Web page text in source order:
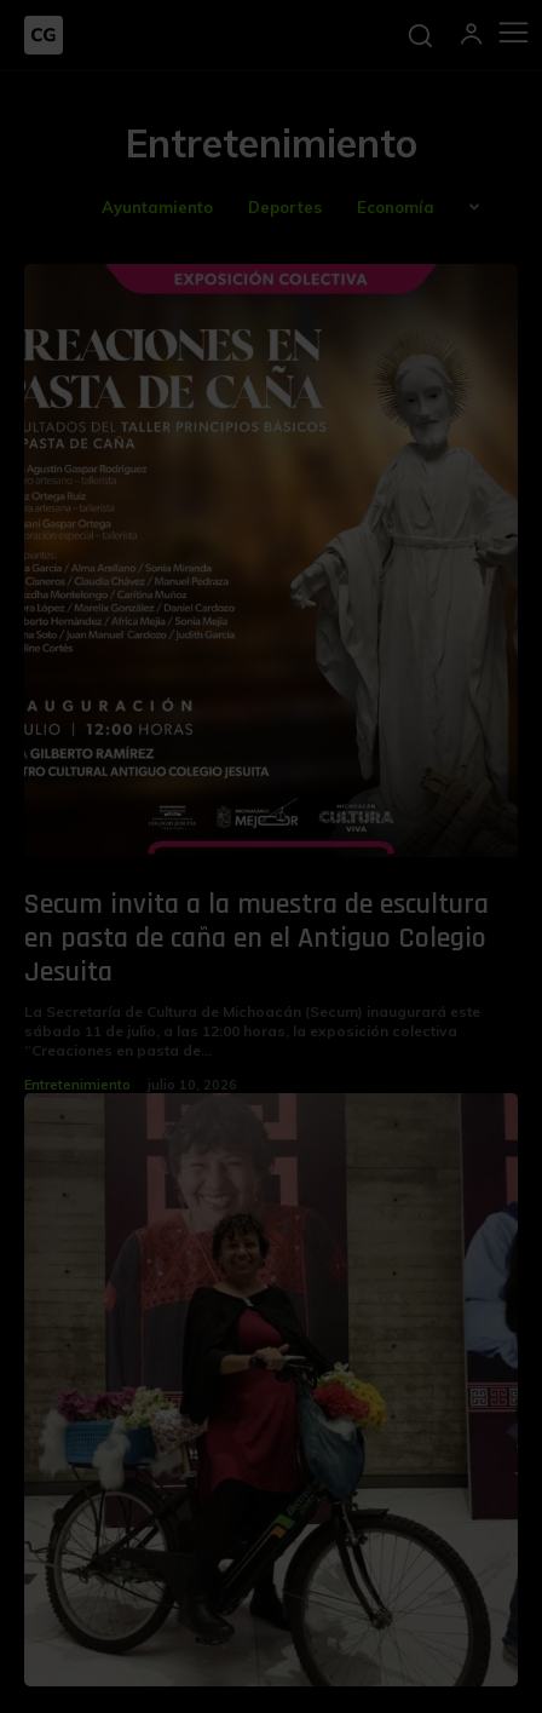
Entretenimiento
Ayuntamiento Deportes Economía
Secum invita a la muestra de escultura
en pasta de caña en el Antiguo Colegio
Jesuita
La Secretaría de Cultura de Michoacán (Secum) inaugurará este
sábado 11 de julio, a las 12:00 horas, la exposición colectiva
“Creaciones en pasta de...
Entretenimiento julio 10, 2026